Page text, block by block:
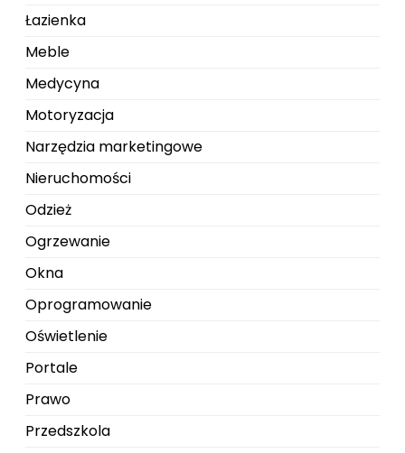
Łazienka
Meble
Medycyna
Motoryzacja
Narzędzia marketingowe
Nieruchomości
Odzież
Ogrzewanie
Okna
Oprogramowanie
Oświetlenie
Portale
Prawo
Przedszkola